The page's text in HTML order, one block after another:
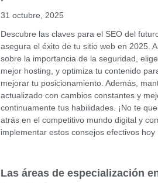
31 octubre, 2025
Descubre las claves para el SEO del
asegura el éxito de tu sitio web en 2025.
sobre la importancia de la seguridad,
mejor hosting, y optimiza tu contenido
mejorar tu posicionamiento. Además,
actualizado con cambios constantes y
continuamente tus habilidades. ¡No te
atrás en el competitivo mundo digital y
implementar estos consejos efectivos hoy
Las áreas de especialización